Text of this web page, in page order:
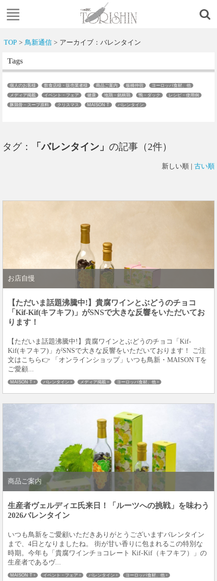
TOP> 鳥新通信> アーカイブ：バレンタイン
Tags
個人のお客様 飲食店様・販売業者様 商品ご案内 板橋仲宿
ヨーロッパ食材、他
メディア掲載
イベント・フェア 健康 地鶏・銘柄鶏 鴨・ダック
レシピ・使用例
豚鶏骨・スープ原料
クリスマス MAISON T バレンタイン
タグ： 「バレンタイン」 の記事（2件）
新しい順 | 古い順
お店自慢
【ただいま話題沸騰中!】貴腐ワインとぶどうのチョコ
「Kif-Kif(キフキフ)」がSNSで大きな反響をいただいてお
ります！
【ただいま話題沸騰中!】貴腐ワインとぶどうのチョコ「Kif-
Kif(キフキフ)」がSNSで大きな反響をいただいております！ ご注
文はこちら👉 「オンラインショップ」いつも鳥新・MAISON Tを
ご愛顧...
MAISON T バレンタイン メディア掲載
ヨーロッパ食材、他
商品ご案内
生産者ヴェルディエ氏来日！「ルーツへの挑戦」を味わう
2026バレンタイン
いつも鳥新をご愛顧いただきありがとうございますバレンタイン
まで、4日となりましたね。 街が甘い香りに包まれるこの特別な
時期。今年も「貴腐ワインチョコレート Kif-Kif（キフキフ）」の
生産者であるヴ...
MAISON T イベント・フェア バレンタイン
ヨーロッパ食材、他